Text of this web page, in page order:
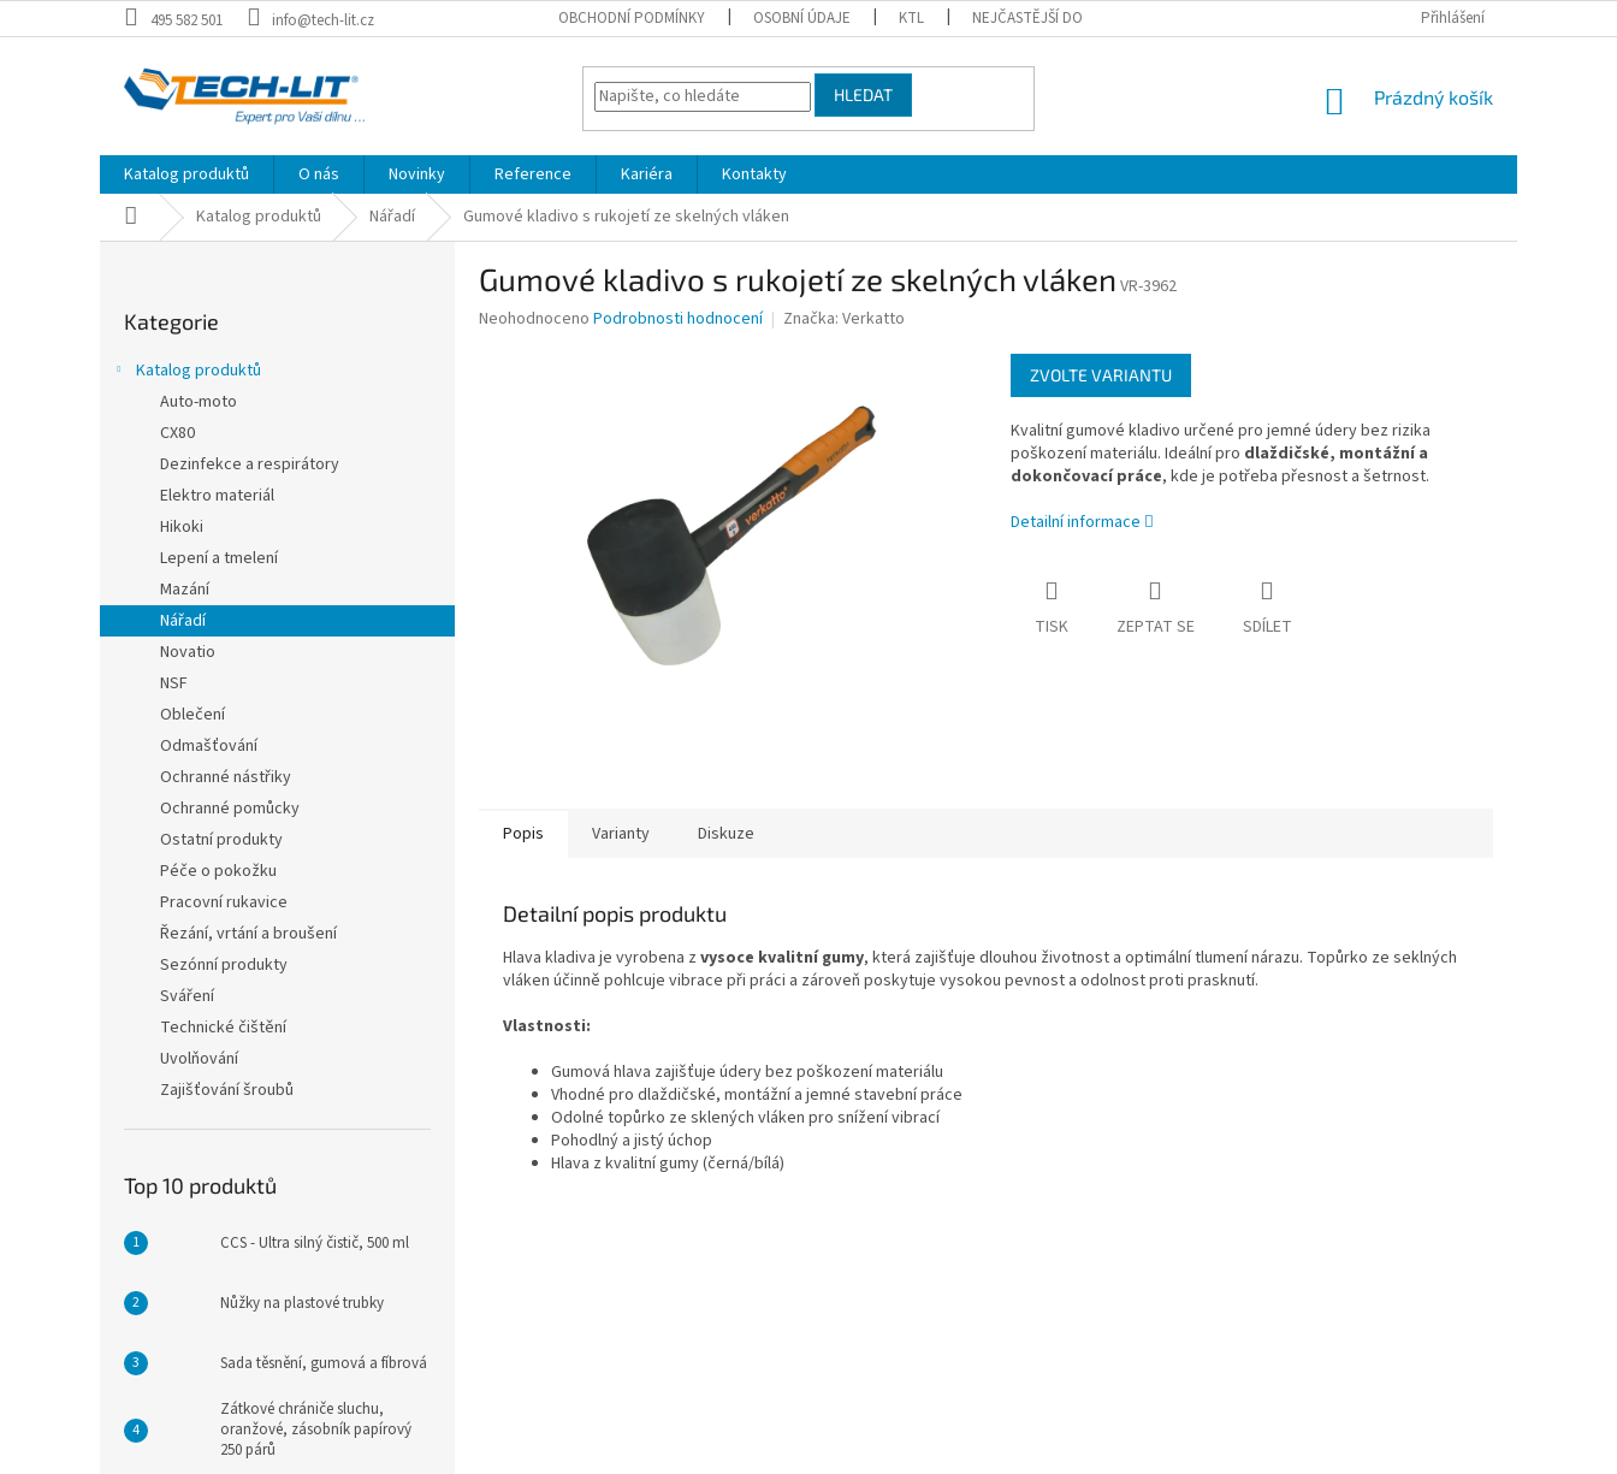
na
495 582 501 info@tech-lit.cz OBCHODNÍ PODMÍNKY OSOBNÍ ÚDAJE KTL NEJČASTĚJŠÍ DOTAZY Přihlášení
HLEDAT
NÁKUPNÍ
Prázdný košík
Katalog produktů O nás Novinky Reference Kariéra
Kontakty
Domů Katalog produktů Nářadí Gumové kladivo s rukojetí ze skelných vláken
l
kategorie
Kategorie
Katalog produktů
Auto-moto
CX80
Dezinfekce a respirátory
Elektro materiál
Hikoki
Lepení a tmelení
Mazání
Nářadí
Novatio
NSF
Oblečení
Odmašťování
Ochranné nástřiky
Ochranné pomůcky
Ostatní produkty
Péče o pokožku
Pracovní rukavice
Řezání, vrtání a broušení
Sezónní produkty
Sváření
Technické čištění
Uvolňování
Zajišťování šroubů
Top 10 produktů
CCS - Ultra silný čistič, 500 ml
Nůžky na plastové trubky
Sada těsnění, gumová a fíbrová
Zátkové chrániče sluchu,
oranžové, zásobník papírový
250 párů
Gumové kladivo s rukojetí ze skelných vláken VR-3962
Průměrné
Neohodnoceno Podrobnosti hodnocení Značka: Verkatto
ZVOLTE VARIANTU
Kvalitní gumové kladivo určené pro jemné údery bez rizika
poškození materiálu. Ideální pro dlaždičské, montážní a
dokončovací práce, kde je potřeba přesnost a šetrnost.
Detailní informace
TISK ZEPTAT SE SDÍLET
Popis Varianty Diskuze
Detailní popis produktu
Hlava kladiva je vyrobena z vysoce kvalitní gumy, která zajišťuje dlouhou životnost a optimální tlumení nárazu. Topůrko ze seklných
vláken účinně pohlcuje vibrace při práci a zároveň poskytuje vysokou pevnost a odolnost proti prasknutí.
Vlastnosti:
Gumová hlava zajišťuje údery bez poškození materiálu
Vhodné pro dlaždičské, montážní a jemné stavební práce
Odolné topůrko ze sklených vláken pro snížení vibrací
Pohodlný a jistý úchop
Hlava z kvalitní gumy (černá/bílá)